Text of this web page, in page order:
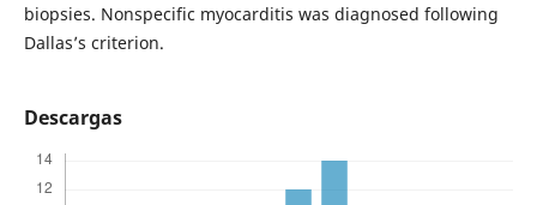
biopsies. Nonspecific myocarditis was diagnosed following
Dallas’s criterion.
Descargas